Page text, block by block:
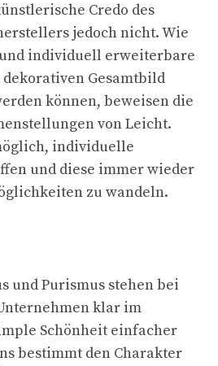
Credo des
jedoch nicht. Wie
individuell erweiterbare
Gesamtbild
können, beweisen die
von Leicht.
individuelle
und diese immer wieder
zu wandeln.
und Purismus stehen bei
klar im
Schönheit einfacher
bestimmt den Charakter